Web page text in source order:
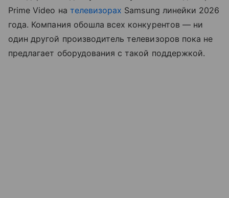
Prime Video на телевизорах Samsung линейки 2026
года. Компания обошла всех конкурентов — ни
один другой производитель телевизоров пока не
предлагает оборудования с такой поддержкой.